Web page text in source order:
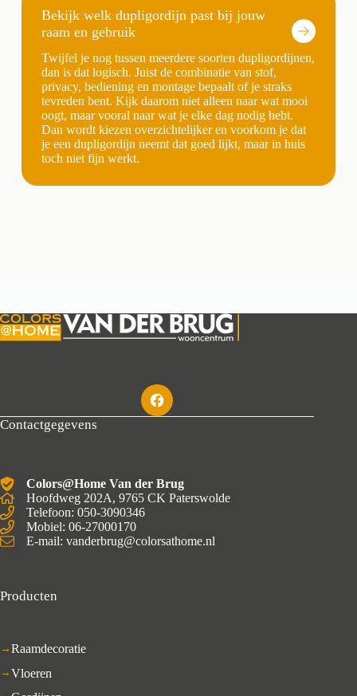
Bekijk welk dupligordijn past bij jouw
raam en gebruik
Twijfel je nog tussen meerdere soorten dupligordijnen,
dan is dat logisch. Juist de combinatie van stof,
privacy, bediening en montage bepaalt of je straks
tevreden bent. Kijk daarom niet alleen naar wat mooi
oogt, maar vooral naar wat je elke dag nodig hebt.
Dan wordt kiezen overzichtelijker en voorkom je dat
je een dupligordijn neemt dat goed lijkt, maar in huis
toch niet fijn werkt.
Contactgegevens
Colors@Home Van der Brug
Hoofdweg 202A, 9765 CK Paterswolde
Telefoon: 050-3090346
Mobiel: 06-27000170
E-mail: vanderbrug@colorsathome.nl
Producten
Raamdecoratie
Vloeren